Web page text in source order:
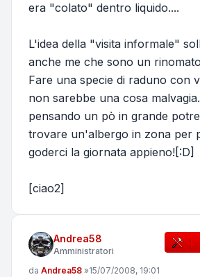
era "colato" dentro liquido....
L'idea della "visita informale"
anche me che sono un
Fare una specie di raduno con
non sarebbe una cosa
pensando un pò in grande
trovare un'albergo in zona per
goderci la giornata appieno![:D]
[ciao2]
Andrea58
Amministratori
Messaggio
da Andrea58 »15/07/2008, 19:01